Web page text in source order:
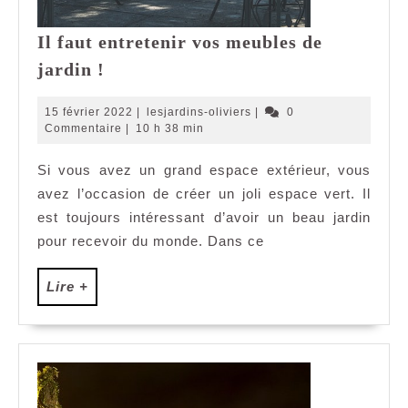
Il faut entretenir vos meubles de
jardin !
entretenir
vos
de
jardin
!
15 février 2022 15
février
lesjardins-oliviers lesjardins-
0
Commentaire
10 h 38 min
Si vous avez un grand espace extérieur, vous
avez l’occasion de créer un joli espace vert. Il
est toujours intéressant d’avoir un beau jardin
pour recevoir du monde. Dans ce
Lire +
+